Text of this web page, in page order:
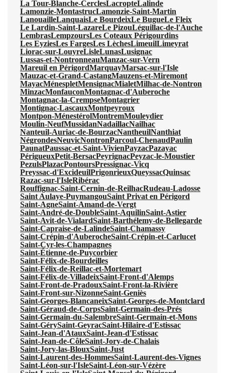
La Tour-Blanche-CerclesLacropteLalinde
Lamonzie-MontastrucLamonzie-Saint-Martin
LanouailleLanquaisLe BourdeixLe BugueLe Fleix
Le Lardin-Saint-LazareLe PizouLéguillac-de-l'Auche
LembrasLempzoursLes Coteaux Périgourdins
Les EyziesLes FargesLes LèchesLimeuilLimeyrat
Liorac-sur-LouyreLisleLunasLusignac
Lussas-et-NontronneauManzac-sur-Vern
Mareuil en PérigordMarquayMarsac-sur-l'Isle
Mauzac-et-Grand-CastangMauzens-et-Miremont
MayacMénespletMensignacMialetMilhac-de-Nontron
MinzacMonfauconMontagnac-d'Auberoche
Montagnac-la-CrempseMontagrier
Montignac-LascauxMontpeyroux
Montpon-MénestérolMontremMouleydier
Moulin-NeufMussidanNadaillacNailhac
Nanteuil-Auriac-de-BourzacNantheuilNanthiat
NégrondesNeuvicNontronParcoul-ChenaudPaulin
PaunatPaussac-et-Saint-VivienPayzacPazayac
PérigueuxPetit-BersacPeyrignacPeyzac-le-Moustier
PezulsPlazacPontoursPressignac-Vicq
Preyssac-d'ExcideuilPrigonrieuxQueyssacQuinsac
Razac-sur-l'IsleRibérac
Rouffignac-Saint-Cernin-de-ReilhacRudeau-Ladosse
Saint Aulaye-PuymangouSaint Privat en Périgord
Saint-AgneSaint-Amand-de-Vergt
Saint-André-de-DoubleSaint-AquilinSaint-Astier
Saint-Avit-de-VialardSaint-Barthélemy-de-Bellegarde
Saint-Capraise-de-LalindeSaint-Chamassy
Saint-Crépin-d'AuberocheSaint-Crépin-et-Carlucet
Saint-Cyr-les-Champagnes
Saint-Étienne-de-Puycorbier
Saint-Félix-de-Bourdeilles
Saint-Félix-de-Reillac-et-Mortemart
Saint-Félix-de-VilladeixSaint-Front-d'Alemps
Saint-Front-de-PradouxSaint-Front-la-Rivière
Saint-Front-sur-NizonneSaint-Geniès
Saint-Georges-BlancaneixSaint-Georges-de-Montclard
Saint-Géraud-de-CorpsSaint-Germain-des-Prés
Saint-Germain-du-SalembreSaint-Germain-et-Mons
Saint-GérySaint-GeyracSaint-Hilaire-d'Estissac
Saint-Jean-d'AtauxSaint-Jean-d'Estissac
Saint-Jean-de-CôleSaint-Jory-de-Chalais
Saint-Jory-las-BlouxSaint-Just
Saint-Laurent-des-HommesSaint-Laurent-des-Vignes
Saint-Léon-sur-l'IsleSaint-Léon-sur-Vézère